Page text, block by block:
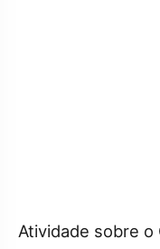
Atividade sobre o